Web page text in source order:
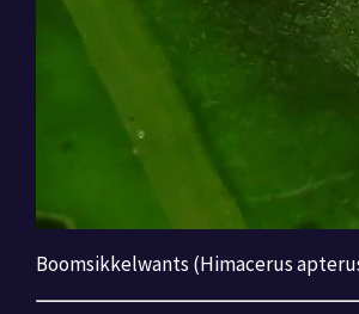
Boomsikkelwants (Himacerus